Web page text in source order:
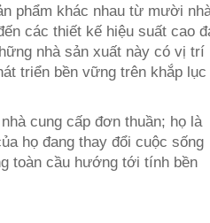
phẩm khác nhau từ mười
các thiết kế hiệu suất cao
nhà sản xuất này có vị trí
triển bền vững trên khắp lục
cung cấp đơn thuần; họ là
họ đang thay đổi cuộc sống
toàn cầu hướng tới tính bền